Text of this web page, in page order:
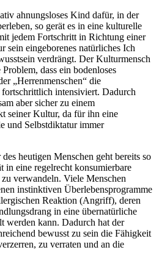
ahnungsloses Kind dafür, in der
so gerät es in eine kulturelle
jedem Fortschritt in Richtung einer
sein eingeborenes natürliches Ich
verdrängt. Der Kulturmensch
dass ein bodenloses
„Herrenmenschen“ die
intensiviert. Dadurch
aber sicher zu einem
seiner Kultur, da für ihn eine
und Selbstdiktatur immer
heutigen Menschen geht bereits so
in eine regelrecht konsumierbare
verwandeln. Viele Menschen
instinktiven Überlebensprogramme
Reaktion (Angriff), deren
in eine übernatürliche
werden kann. Dadurch hat der
bewusst zu sein die Fähigkeit
zu verraten und an die